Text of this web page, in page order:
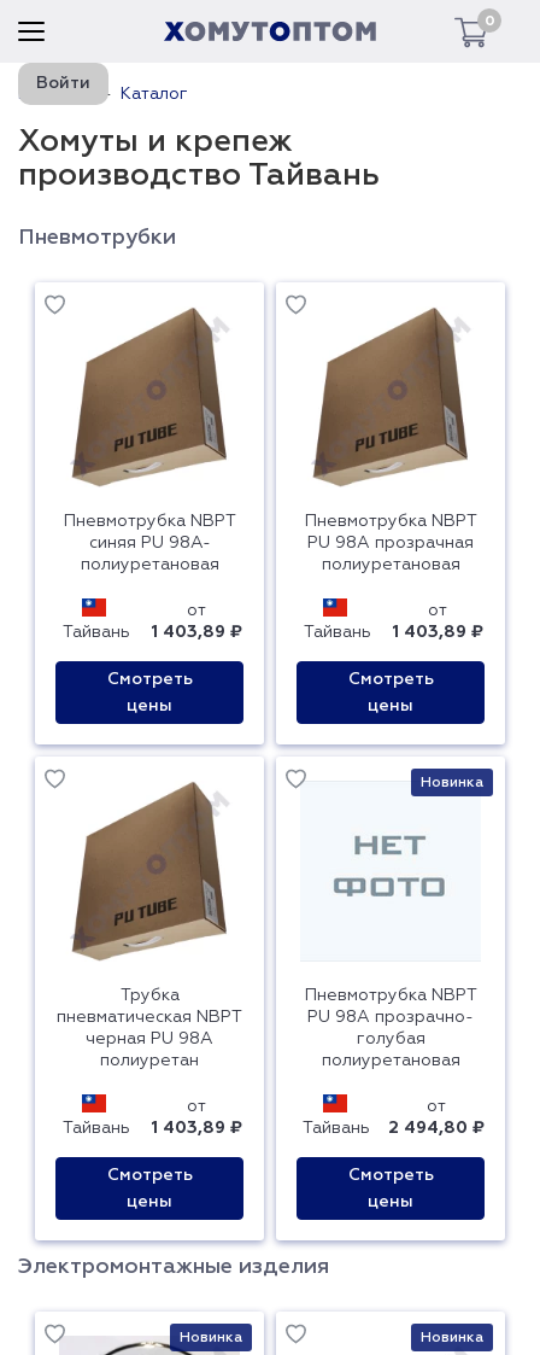
0
Войти
Главная Каталог
Хомуты и крепеж
производство Тайвань
Пневмотрубки
Пневмотрубка NBPT
синяя PU 98A-
полиуретановая
Тайвань
от
1 403,89 ₽
Смотреть
цены
Пневмотрубка NBPT
PU 98A прозрачная
полиуретановая
Тайвань
от
1 403,89 ₽
Смотреть
цены
Трубка
пневматическая NBPT
черная PU 98A
полиуретан
Тайвань
от
1 403,89 ₽
Смотреть
цены
Новинка
Пневмотрубка NBPT
PU 98A прозрачно-
голубая
полиуретановая
Тайвань
от
2 494,80 ₽
Смотреть
цены
Электромонтажные изделия
Новинка Новинка